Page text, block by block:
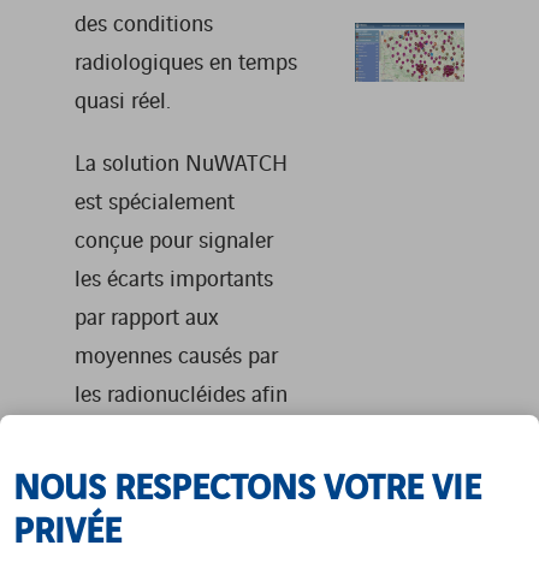
des conditions
radiologiques en temps
quasi réel.
La solution NuWATCH
est spécialement
conçue pour signaler
les écarts importants
par rapport aux
moyennes causés par
les radionucléides afin
mesures efficaces
puissent être mises en
œuvre.
NOUS RESPECTONS VOTRE VIE
PRIVÉE